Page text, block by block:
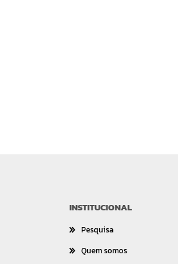
INSTITUCIONAL
Pesquisa
Quem somos